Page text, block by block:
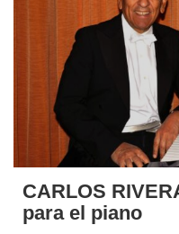
CARLOS
para el piano